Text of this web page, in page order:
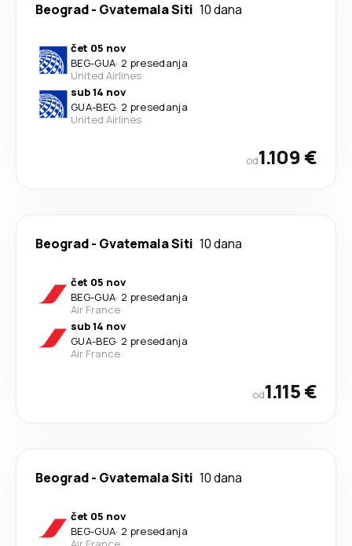
Beograd- Gvatemala Siti 10 dana
čet 05 nov
BEG-GUA· 2 presedanja
United Airlines
sub 14 nov
GUA-BEG· 2 presedanja
United Airlines
od1.109 €
Beograd- Gvatemala Siti 10 dana
čet 05 nov
BEG-GUA· 2 presedanja
Air France
sub 14 nov
GUA-BEG· 2 presedanja
Air France
od1.115 €
Beograd- Gvatemala Siti 10 dana
čet 05 nov
BEG-GUA· 2 presedanja